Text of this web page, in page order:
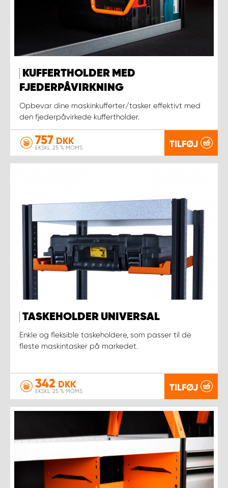
KUFFERTHOLDER MED
FJEDERPÅVIRKNING
Opbevar dine maskinkufferter/tasker effektivt med
den fjederpåvirkede kuffertholder.
757 DKK
EKSKL. 25 % MOMS TILFØJ
TASKEHOLDER UNIVERSAL
Enkle og fleksible taskeholdere, som passer til de
fleste maskintasker på markedet.
342 DKK
EKSKL. 25 % MOMS TILFØJ